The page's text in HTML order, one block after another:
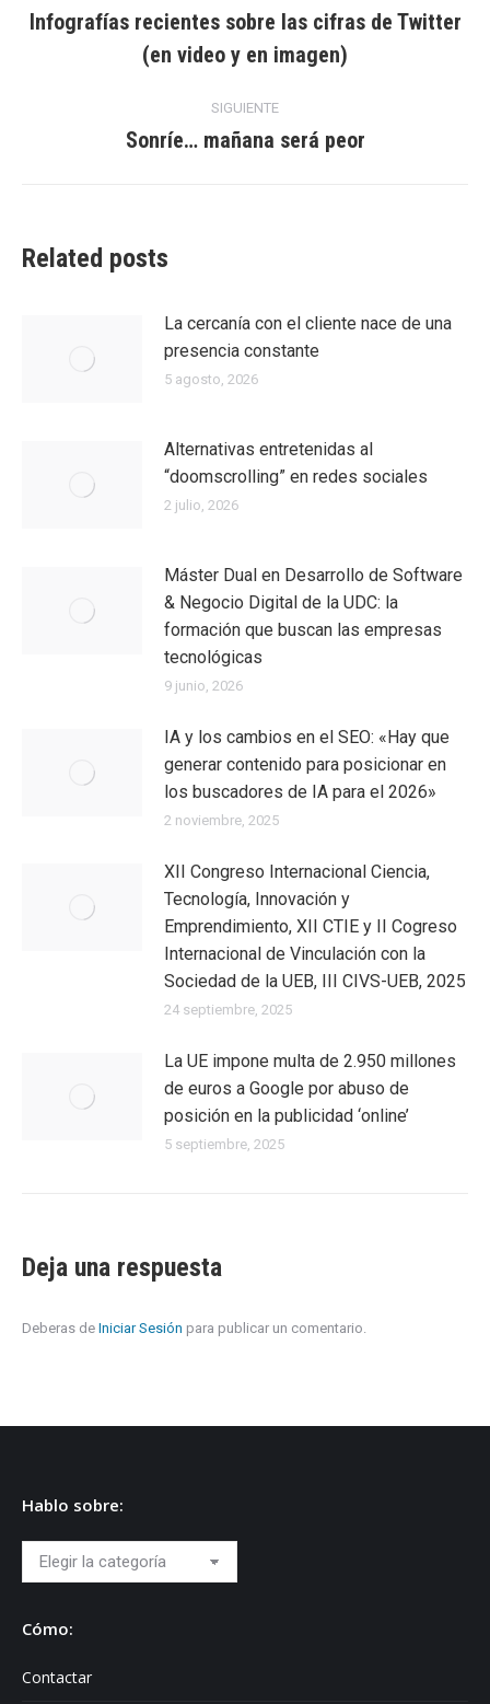
entre
entradas
anterior:
Infografías recientes sobre las cifras de Twitter
(en video y en imagen)
SIGUIENTE
Entrada
Sonríe… mañana será peor
Related posts
La cercanía con el cliente nace de una
presencia constante
5 agosto, 2026
Alternativas entretenidas al
“doomscrolling” en redes sociales
2 julio, 2026
Máster Dual en Desarrollo de Software
& Negocio Digital de la UDC: la
formación que buscan las empresas
tecnológicas
9 junio, 2026
IA y los cambios en el SEO: «Hay que
generar contenido para posicionar en
los buscadores de IA para el 2026»
2 noviembre, 2025
XII Congreso Internacional Ciencia,
Tecnología, Innovación y
Emprendimiento, XII CTIE y II Cogreso
Internacional de Vinculación con la
Sociedad de la UEB, III CIVS-UEB, 2025
24 septiembre, 2025
La UE impone multa de 2.950 millones
de euros a Google por abuso de
posición en la publicidad ‘online’
5 septiembre, 2025
Deja una respuesta
Deberas de Iniciar Sesión para publicar un comentario.
Hablo sobre:
Hablo
sobre:
Cómo:
Contactar